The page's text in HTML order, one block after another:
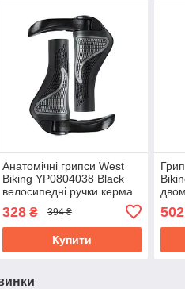
Анатомічні грипси West
Biking YP0804038 Black
велосипедні ручки керма
328₴ 394 ₴
Купити
502